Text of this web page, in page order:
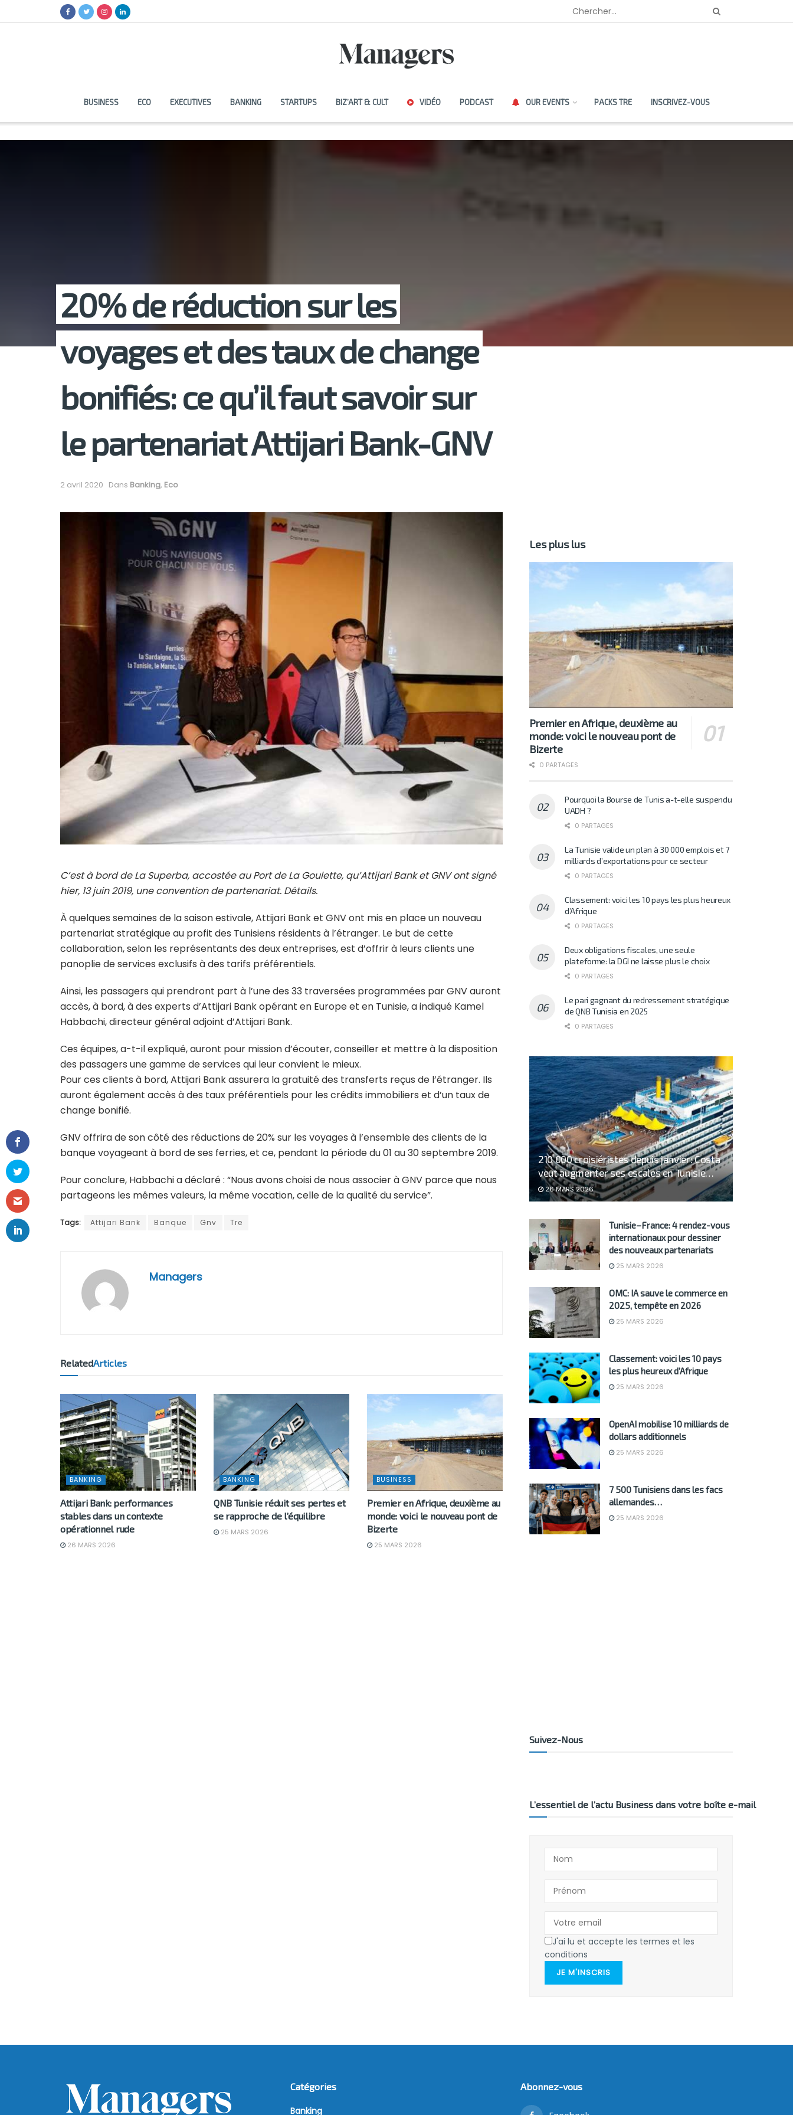
BUSINESS ECO EXECUTIVES BANKING STARTUPS BIZ’ART & CULT VIDÉO PODCAST OUR EVENTS PACKS TRE INSCRIVEZ-VOUS
20% de réduction sur les
voyages et des taux de change
bonifiés: ce qu’il faut savoir sur
le partenariat Attijari Bank-GNV
2 avril 2020 Dans Banking, Eco
C’est à bord de La Superba, accostée au Port de La Goulette, qu’Attijari Bank et GNV ont signé
hier, 13 juin 2019, une convention de partenariat. Détails.
À quelques semaines de la saison estivale, Attijari Bank et GNV ont mis en place un nouveau
partenariat stratégique au profit des Tunisiens résidents à l’étranger. Le but de cette
collaboration, selon les représentants des deux entreprises, est d’offrir à leurs clients une
panoplie de services exclusifs à des tarifs préférentiels.
Ainsi, les passagers qui prendront part à l’une des 33 traversées programmées par GNV auront
accès, à bord, à des experts d’Attijari Bank opérant en Europe et en Tunisie, a indiqué Kamel
Habbachi, directeur général adjoint d’Attijari Bank.
Ces équipes, a-t-il expliqué, auront pour mission d’écouter, conseiller et mettre à la disposition
des passagers une gamme de services qui leur convient le mieux.
Pour ces clients à bord, Attijari Bank assurera la gratuité des transferts reçus de l’étranger. Ils
auront également accès à des taux préférentiels pour les crédits immobiliers et d’un taux de
change bonifié.
GNV offrira de son côté des réductions de 20% sur les voyages à l’ensemble des clients de la
banque voyageant à bord de ses ferries, et ce, pendant la période du 01 au 30 septembre 2019.
Pour conclure, Habbachi a déclaré : “Nous avons choisi de nous associer à GNV parce que nous
partageons les mêmes valeurs, la même vocation, celle de la qualité du service”.
Tags: Attijari Bank Banque Gnv Tre
Managers
RelatedArticles
BANKING
Attijari Bank: performances
stables dans un contexte
opérationnel rude
26 MARS 2026
BANKING
QNB Tunisie réduit ses pertes et
se rapproche de l’équilibre
25 MARS 2026
BUSINESS
Premier en Afrique, deuxième au
monde: voici le nouveau pont de
Bizerte
25 MARS 2026
Les plus lus
Premier en Afrique, deuxième au
monde: voici le nouveau pont de
Bizerte
0 PARTAGES
Pourquoi la Bourse de Tunis a-t-elle suspendu
UADH ?
0 PARTAGES
La Tunisie valide un plan à 30 000 emplois et 7
milliards d’exportations pour ce secteur
0 PARTAGES
Classement: voici les 10 pays les plus heureux
d’Afrique
0 PARTAGES
Deux obligations fiscales, une seule
plateforme: la DGI ne laisse plus le choix
0 PARTAGES
Le pari gagnant du redressement stratégique
de QNB Tunisia en 2025
0 PARTAGES
210 000 croisiéristes depuis janvier: Costa
veut augmenter ses escales en Tunisie…
26 MARS 2026
Tunisie–France: 4 rendez-vous
internationaux pour dessiner
des nouveaux partenariats
25 MARS 2026
OMC: IA sauve le commerce en
2025, tempête en 2026
25 MARS 2026
Classement: voici les 10 pays
les plus heureux d’Afrique
25 MARS 2026
OpenAI mobilise 10 milliards de
dollars additionnels
25 MARS 2026
7 500 Tunisiens dans les facs
allemandes…
25 MARS 2026
Suivez-Nous
L’essentiel de l’actu Business dans votre boîte e-mail
J'ai lu et accepte les termes et les
conditions
JE M'INSCRIS